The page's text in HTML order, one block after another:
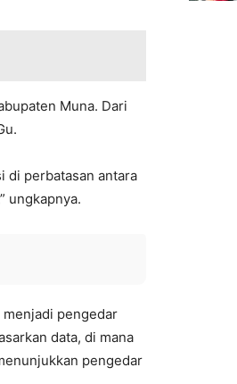
Muna. Dari
di perbatasan antara
ungkapnya.
pengedar
data, di mana
pengedar